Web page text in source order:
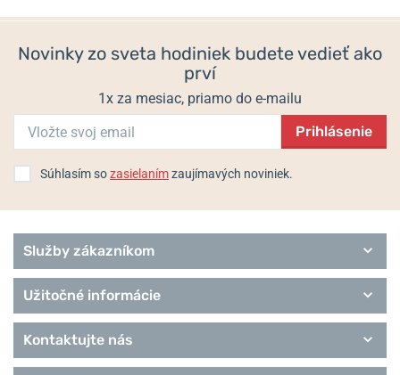
150 € 179 €
Novinky zo sveta hodiniek budete vedieť ako
prví
1x za mesiac, priamo do e-mailu
Prihlásenie
Súhlasím sozasielanímzaujímavých noviniek.
Služby zákazníkom
Užitočné informácie
Kontaktujte nás